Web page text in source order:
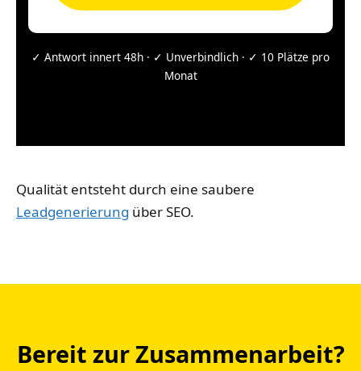
✓ Antwort innert 48h · ✓ Unverbindlich · ✓ 10 Plätze pro
Monat
Qualität entsteht durch eine saubere
Leadgenerierung über SEO.
Bereit zur Zusammenarbeit?